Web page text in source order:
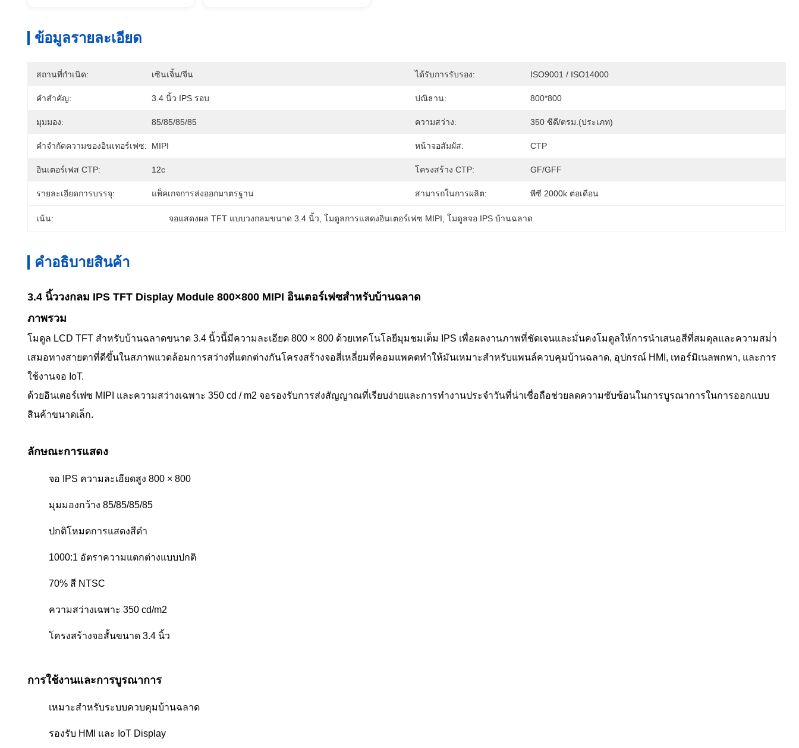
ข้อมูลรายละเอียด
สถานที่กำเนิด: เซินเจิ้น/จีน ได้รับการรับรอง: ISO9001 / ISO14000
คำสำคัญ: 3.4 นิ้ว IPS รอบ ปณิธาน: 800*800
มุมมอง: 85/85/85/85 ความสว่าง: 350 ซีดี/ตรม.(ประเภท)
คำจำกัดความของอินเทอร์เฟซ: MIPI หน้าจอสัมผัส: CTP
อินเตอร์เฟส CTP: 12c โครงสร้าง CTP: GF/GFF
รายละเอียดการบรรจุ: แพ็คเกจการส่งออกมาตรฐาน สามารถในการผลิต: พีซี 2000k ต่อเดือน
เน้น: จอแสดงผล TFT แบบวงกลมขนาด 3.4 นิ้ว , โมดูลการแสดงอินเตอร์เฟซ MIPI , โมดูลจอ IPS บ้านฉลาด
คําอธิบายสินค้า
3.4 นิ้ววงกลม IPS TFT Display Module 800×800 MIPI อินเตอร์เฟซสําหรับบ้านฉลาด
ภาพรวม
โมดูล LCD TFT สําหรับบ้านฉลาดขนาด 3.4 นิ้วนี้มีความละเอียด 800 × 800 ด้วยเทคโนโลยีมุมชมเต็ม IPS เพื่อผลงานภาพที่ชัดเจนและมั่นคงโมดูลให้การนําเสนอสีที่สมดุลและความสม่ํา
เสมอทางสายตาที่ดีขึ้นในสภาพแวดล้อมการสว่างที่แตกต่างกันโครงสร้างจอสี่เหลี่ยมที่คอมแพคตทําให้มันเหมาะสําหรับแพนล์ควบคุมบ้านฉลาด, อุปกรณ์ HMI, เทอร์มิเนลพกพา, และการ
ใช้งานจอ IoT.
ด้วยอินเตอร์เฟซ MIPI และความสว่างเฉพาะ 350 cd / m2 จอรองรับการส่งสัญญาณที่เรียบง่ายและการทํางานประจําวันที่น่าเชื่อถือช่วยลดความซับซ้อนในการบูรณาการในการออกแบบ
สินค้าขนาดเล็ก.
ลักษณะการแสดง
จอ IPS ความละเอียดสูง 800 × 800
มุมมองกว้าง 85/85/85/85
ปกติโหมดการแสดงสีดํา
1000:1 อัตราความแตกต่างแบบปกติ
70% สี NTSC
ความสว่างเฉพาะ 350 cd/m2
โครงสร้างจอสั้นขนาด 3.4 นิ้ว
การใช้งานและการบูรณาการ
เหมาะสําหรับระบบควบคุมบ้านฉลาด
รองรับ HMI และ IoT Display